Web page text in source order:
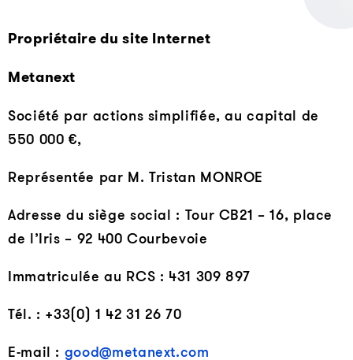
Propriétaire du site Internet
Metanext
Société par actions simplifiée, au capital de
550 000 €,
Représentée par M. Tristan MONROE
Adresse du siège social : Tour CB21 – 16, place
de l’Iris – 92 400 Courbevoie
Immatriculée au RCS : 431 309 897
Tél. : +33(0) 1 42 31 26 70
E-mail : good@metanext.com